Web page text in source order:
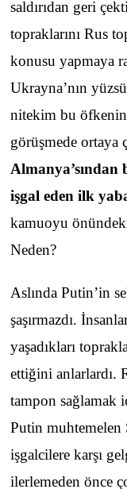
saldırıdan geri
topraklarını Rus
konusu yapmaya
Ukrayna’nın
nitekim bu öfkenin
görüşmede ortaya
işgal eden ilk
kamuoyu
Neden?
Aslında Putin’in
şaşırmazdı.
yaşadıkları
ettiğini anlarlardı.
tampon sağlamak
Putin
işgalcilere karşı
ilerlemeden önce